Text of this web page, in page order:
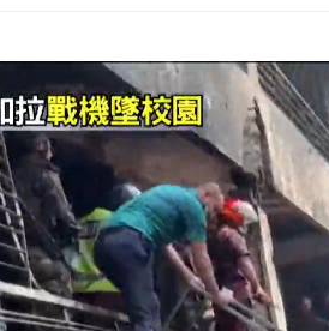
父親節限定！ 「一鴨
白海豚海警！ 雨彈將